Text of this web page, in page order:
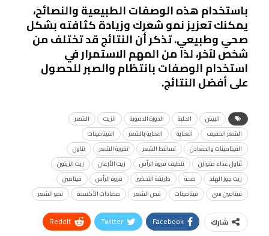
باستخدام هذه الوصفات الطبيعية والنصائح،
يمكنك تعزيز نمو شعرك وزيادة كثافته بشكل
صحي وطبيعي. تذكر أن النتائج قد تختلف من
شخص لآخر، لذا من المهم الاستمرار في
استخدام الوصفات بانتظام والصبر للحصول
على أفضل النتائج.
البيض الحلبة الدورة الدموية الزيت
الشعر
الشعر الخفيف
العناية العناية بالشعر
الفيتامينات
الفيتامينات والمعادن
تساقط الشعر تقوية الشعر
تناول
تناول غذاء متوازن
تنظيف فروة الرأس زيت الأرغان
زيت الزيتون
زيت جوز الهند
صحة طريقة التحضير فروة الرأس
فيتامين
فيتامين سي
فيتامينات قص الشعر مضادات الأكسدة نمو الشعر
شارك Facebook
Twitter
ReddIt